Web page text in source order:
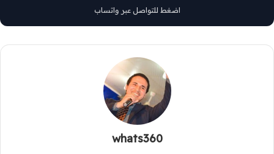
اضغط للتواصل عبر واتساب
whats360